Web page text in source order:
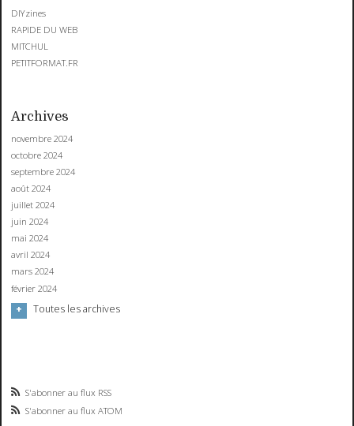
DIYzines
RAPIDE DU WEB
MITCHUL
PETITFORMAT.FR
Archives
novembre 2024
octobre 2024
septembre 2024
août 2024
juillet 2024
juin 2024
mai 2024
avril 2024
mars 2024
février 2024
Toutes les archives
S'abonner au flux RSS
S'abonner au flux ATOM